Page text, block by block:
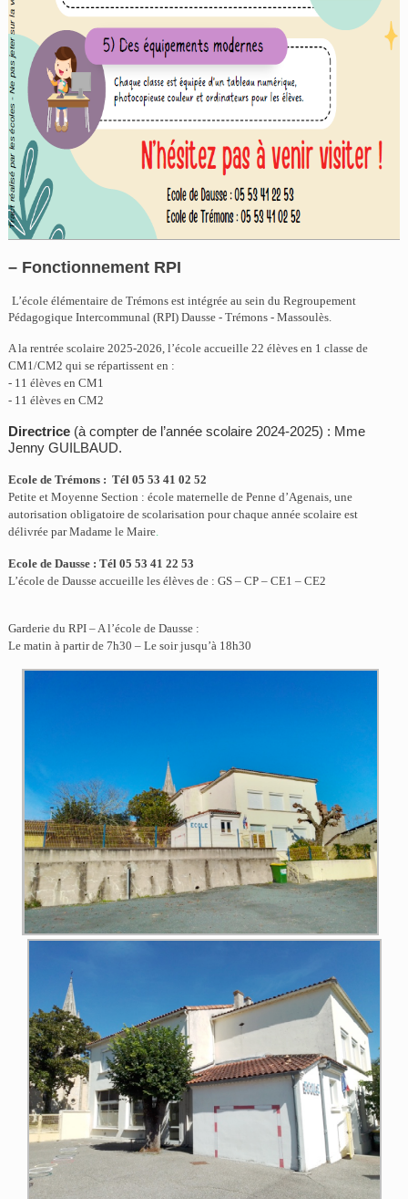
– Fonctionnement RPI
L’école élémentaire de Trémons est intégrée au sein du Regroupement
Pédagogique Intercommunal (RPI) Dausse - Trémons - Massoulès.
A la rentrée scolaire 2025-2026, l’école accueille 22 élèves en 1 classe de
CM1/CM2 qui se répartissent en :
- 11 élèves en CM1
- 11 élèves en CM2
Directrice (à compter de l’année scolaire 2024-2025) : Mme
Jenny GUILBAUD.
Ecole de Trémons : Tél 05 53 41 02 52
Petite et Moyenne Section : école maternelle de Penne d’Agenais, une
autorisation obligatoire de scolarisation pour chaque année scolaire est
délivrée par Madame le Maire
Ecole de Dausse : Tél 05 53 41 22 53
L’école de Dausse accueille les élèves de : GS – CP – CE1 – CE2
Garderie du RPI – A l’école de Dausse :
Le matin à partir de 7h30 – Le soir jusqu’à 18h30